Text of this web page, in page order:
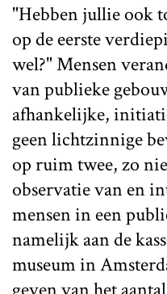
"Hebben jullie ook
op de eerste
wel?" Mensen
van publieke
afhankelijke,
geen lichtzinnige
op ruim twee, zo
observatie van en
mensen in een
namelijk aan de
museum in